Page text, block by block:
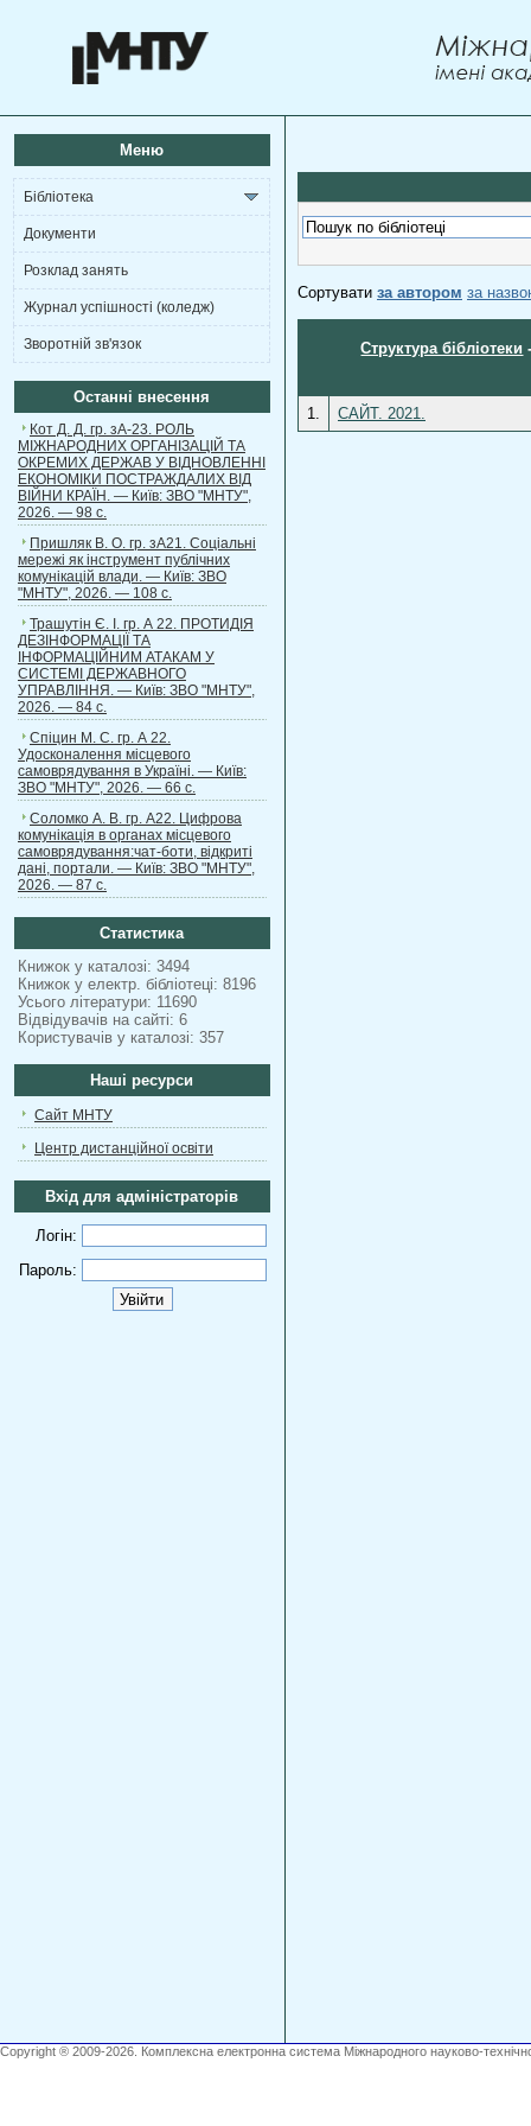
Меню
Бібліотека
Документи
Розклад занять
Журнал успішності (коледж)
Зворотній зв'язок
Останні внесення
Кот Д. Д. гр. зА-23. РОЛЬ
МІЖНАРОДНИХ ОРГАНІЗАЦІЙ ТА
ОКРЕМИХ ДЕРЖАВ У ВІДНОВЛЕННІ
ЕКОНОМІКИ ПОСТРАЖДАЛИХ ВІД
ВІЙНИ КРАЇН. — Київ: ЗВО "МНТУ",
2026. — 98 с.
Пришляк В. О. гр. зА21. Соціальні
мережі як інструмент публічних
комунікацій влади. — Київ: ЗВО
"МНТУ", 2026. — 108 с.
Трашутін Є. І. гр. А 22. ПРОТИДІЯ
ДЕЗІНФОРМАЦІЇ ТА
ІНФОРМАЦІЙНИМ АТАКАМ У
СИСТЕМІ ДЕРЖАВНОГО
УПРАВЛІННЯ. — Київ: ЗВО "МНТУ",
2026. — 84 с.
Спіцин М. С. гр. А 22.
Удосконалення місцевого
самоврядування в Україні. — Київ:
ЗВО "МНТУ", 2026. — 66 с.
Соломко А. В. гр. А22. Цифрова
комунікація в органах місцевого
самоврядування:чат-боти, відкриті
дані, портали. — Київ: ЗВО "МНТУ",
2026. — 87 с.
Статистика
Книжок у каталозі: 3494
Книжок у електр. бібліотеці: 8196
Усього літератури: 11690
Відвідувачів на сайті: 6
Користувачів у каталозі: 357
Наші ресурси
Сайт МНТУ
Центр дистанційної освіти
Вхід для адміністраторів
Логін:
Пароль:
Сортувати за автором за
Структура бібліотеки
1. САЙТ. 2021.
Copyright ® 2009-2026. Комплексна електронна система Міжнародного науково-